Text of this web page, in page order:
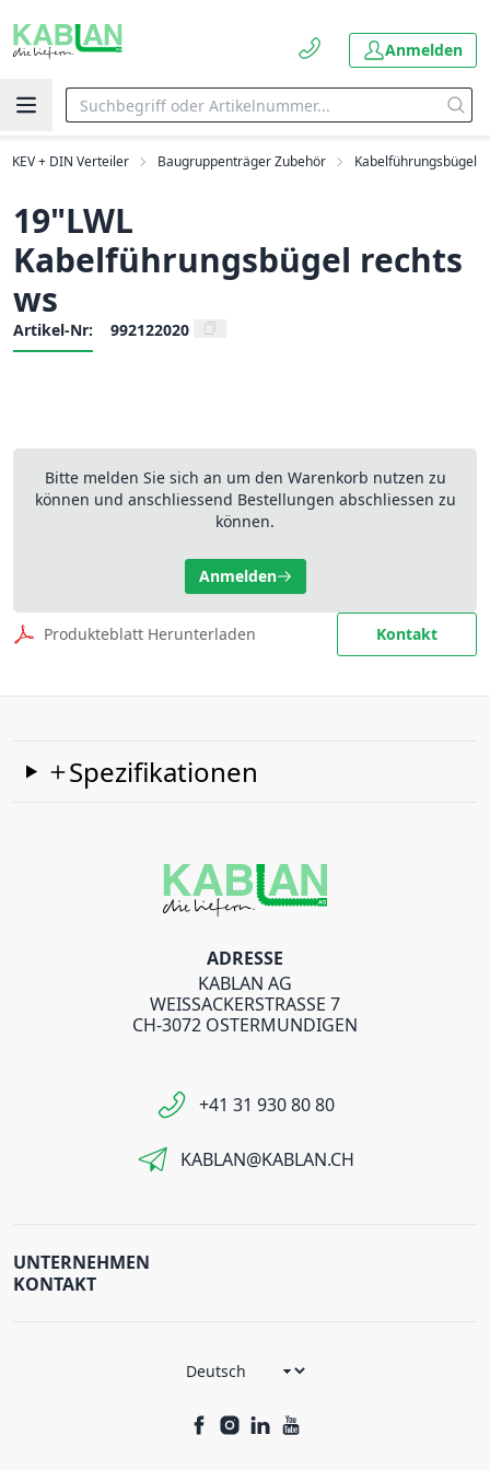
Anmelden
KEV + DIN Verteiler Baugruppenträger Zubehör Kabelführungsbügel
19"LWL
Kabelführungsbügel rechts
ws
Artikel-Nr: 992122020
Bitte melden Sie sich an um den Warenkorb nutzen zu
können und anschliessend Bestellungen abschliessen zu
können.
Anmelden
Produkteblatt Herunterladen Kontakt
Spezifikationen
ADRESSE
KABLAN AG
WEISSACKERSTRASSE 7
CH-3072 OSTERMUNDIGEN
+41 31 930 80 80
KABLAN@KABLAN.CH
UNTERNEHMEN
KONTAKT